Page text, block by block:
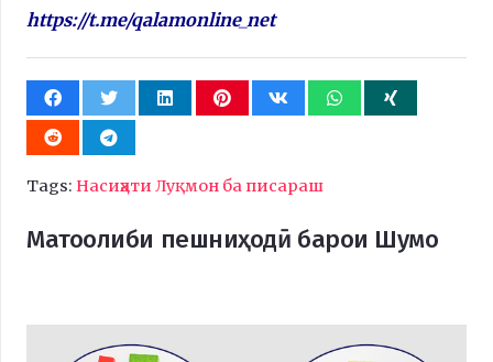
https://t.me/qalamonline_net
Tags: Насиҳати Луқмон ба писараш
Матоолиби пешниҳодӣ барои Шумо